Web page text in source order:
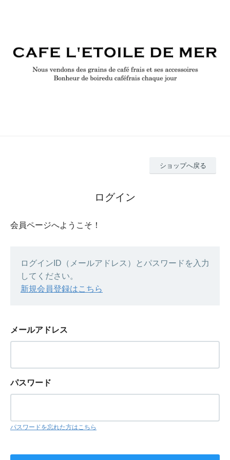
ショップへ戻る
ログイン
会員ページへようこそ！
ログインID（メールアドレス）とパスワードを入力
してください。
新規会員登録はこちら
メールアドレス
パスワード
パスワードを忘れた方はこちら